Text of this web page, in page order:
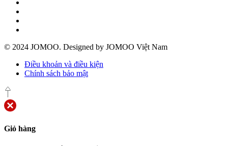
© 2024 JOMOO. Designed by JOMOO Việt Nam
Điều khoản và điều kiện
Chính sách bảo mật
Giỏ hàng